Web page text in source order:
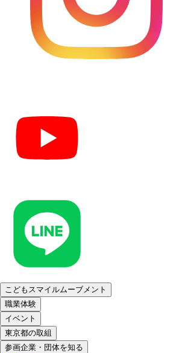
こどもスマイルムーブメント
職業体験
イベント
東京都の取組
参画企業・団体を知る